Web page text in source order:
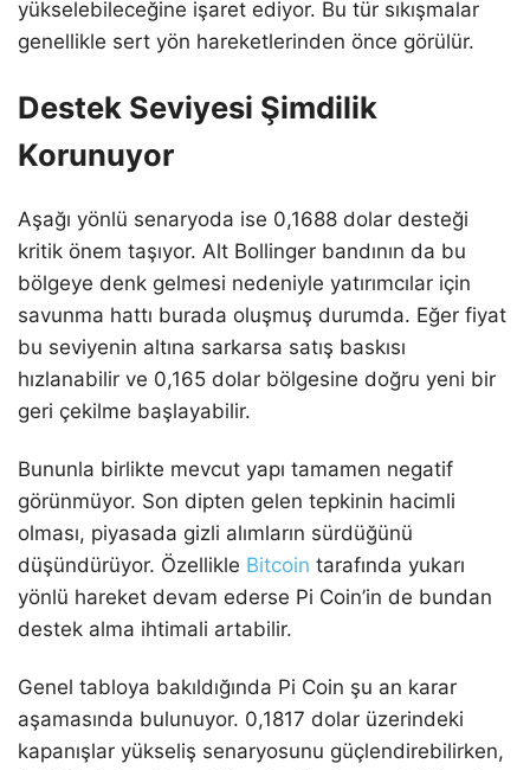
yükselebileceğine işaret ediyor. Bu tür sıkışmalar
genellikle sert yön hareketlerinden önce görülür.
Destek Seviyesi Şimdilik
Korunuyor
Aşağı yönlü senaryoda ise 0,1688 dolar desteği
kritik önem taşıyor. Alt Bollinger bandının da bu
bölgeye denk gelmesi nedeniyle yatırımcılar için
savunma hattı burada oluşmuş durumda. Eğer fiyat
bu seviyenin altına sarkarsa satış baskısı
hızlanabilir ve 0,165 dolar bölgesine doğru yeni bir
geri çekilme başlayabilir.
Bununla birlikte mevcut yapı tamamen negatif
görünmüyor. Son dipten gelen tepkinin hacimli
olması, piyasada gizli alımların sürdüğünü
düşündürüyor. Özellikle Bitcoin tarafında yukarı
yönlü hareket devam ederse Pi Coin’in de bundan
destek alma ihtimali artabilir.
Genel tabloya bakıldığında Pi Coin şu an karar
aşamasında bulunuyor. 0,1817 dolar üzerindeki
kapanışlar yükseliş senaryosunu güçlendirebilirken,